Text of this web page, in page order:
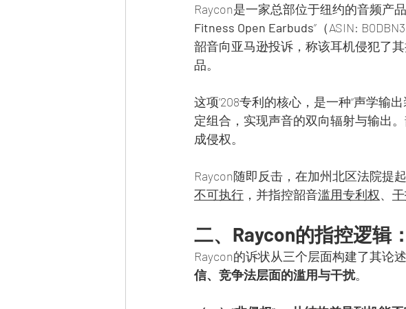
Raycon是一家总部位于纽约的音频产
Fitness Open Earbuds”（ASIN:
韶音向亚马逊投诉，称该耳机侵犯了
品。
这项’208专利的核心，是一种“声学输
定组合，实现声音的双向辐射与输出
成侵权。
Raycon随即反击，在加州北区法院提
不可执行 ，并指控韶音滥用专利权、
二、Raycon的指控逻辑
Raycon的诉状从三个层面构建了其论述
信、竞争法层面的滥用与干扰。